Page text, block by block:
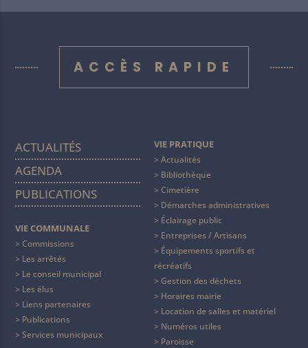
ACCÈS RAPIDE
ACTUALITÉS
AGENDA
PUBLICATIONS
VIE COMMUNALE
Commissions
Les arrêtés
Le conseil municipal
Les élus
Liens partenaires
Publications
Services municipaux
VIE PRATIQUE
Actualités
Bibliothèque
Cimetière
Démarches administratives
Éclairage public
Entreprises / Artisans
Équipements sportifs et
récréatifs
Gestion des déchets
Horaires mairie
Location de salles et matériel
Numéros utiles
Paroisse